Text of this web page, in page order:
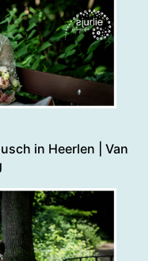
in Heerlen | Van